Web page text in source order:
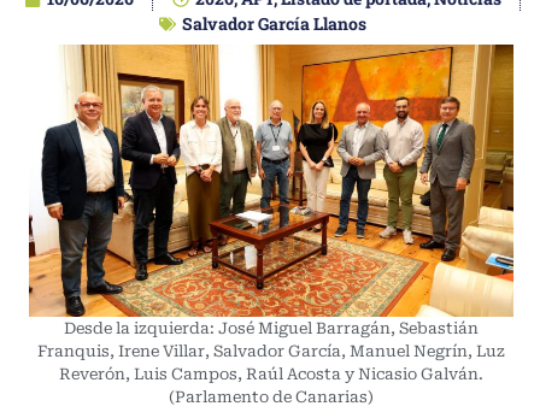
Salvador García Llanos
Desde la izquierda: José Miguel Barragán, Sebastián
Franquis, Irene Villar, Salvador García, Manuel Negrín, Luz
Reverón, Luis Campos, Raúl Acosta y Nicasio Galván.
(Parlamento de Canarias)